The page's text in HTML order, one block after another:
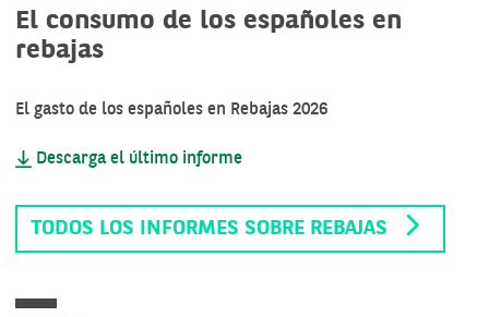
El consumo de los españoles en
rebajas
El gasto de los españoles en Rebajas 2026
Descarga el último informe
TODOS LOS INFORMES SOBRE REBAJAS